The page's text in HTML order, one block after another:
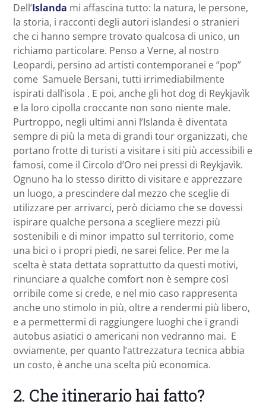
Dell’Islanda mi affascina tutto: la natura, le persone,
la storia, i racconti degli autori islandesi o stranieri
che ci hanno sempre trovato qualcosa di unico, un
richiamo particolare. Penso a Verne, al nostro
Leopardi, persino ad artisti contemporanei e “pop”
come Samuele Bersani, tutti irrimediabilmente
ispirati dall’isola . E poi, anche gli hot dog di Reykjavìk
e la loro cipolla croccante non sono niente male.
Purtroppo, negli ultimi anni l’Islanda è diventata
sempre di più la meta di grandi tour organizzati, che
portano frotte di turisti a visitare i siti più accessibili e
famosi, come il Circolo d’Oro nei pressi di Reykjavìk.
Ognuno ha lo stesso diritto di visitare e apprezzare
un luogo, a prescindere dal mezzo che sceglie di
utilizzare per arrivarci, però diciamo che se dovessi
ispirare qualche persona a scegliere mezzi più
sostenibili e di minor impatto sul territorio, come
una bici o i propri piedi, ne sarei felice. Per me la
scelta è stata dettata soprattutto da questi motivi,
rinunciare a qualche comfort non è sempre così
orribile come si crede, e nel mio caso rappresenta
anche uno stimolo in più, oltre a rendermi più libero,
e a permettermi di raggiungere luoghi che i grandi
autobus asiatici o americani non vedranno mai. E
ovviamente, per quanto l’attrezzatura tecnica abbia
un costo, è anche una scelta più economica.
2. Che itinerario hai fatto?